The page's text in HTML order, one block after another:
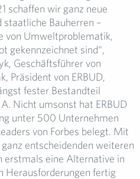
schaffen wir ganz neue
Bauherren –
von Umweltproblematik,
gekennzeichnet sind“,
Geschäftsführer von
Präsident von ERBUD,
fester Bestandteil
Nicht umsonst hat ERBUD
unter 500 Unternehmen
von Forbes belegt. Mit
entscheidenden weiteren
erstmals eine Alternative in
Herausforderungen fertig